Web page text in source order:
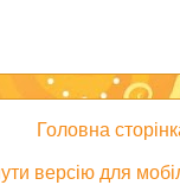
Головна
версію для